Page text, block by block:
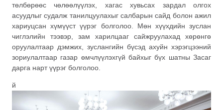
төлбөрөөс чөлөөлүүлэх, хагас хувьсах зардал олгох
асуудлыг судалж танилцуулахыг салбарын сайд болон ажил
хариуцсан хүмүүст үүрэг болголоо. Мөн хүүхдийн зуслан
чиглэлийн тээвэр, зам харилцааг сайжруулахад хөрөнгө
оруулалтаар дэмжих, зуслангийн бүсэд ахуйн хэрэгцээний
зориулалтаар газар өмчлүүлэхгүй байхыг бүх шатны Засаг
дарга нарт үүрэг болголоо.
й